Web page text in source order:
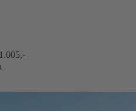
1.005,-